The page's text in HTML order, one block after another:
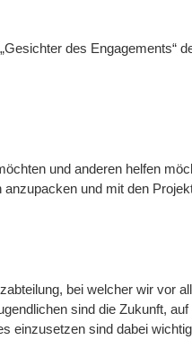
des Engagements“
und anderen helfen
und mit den
bei welcher wir vor
sind die Zukunft,
einzusetzen sind dabei